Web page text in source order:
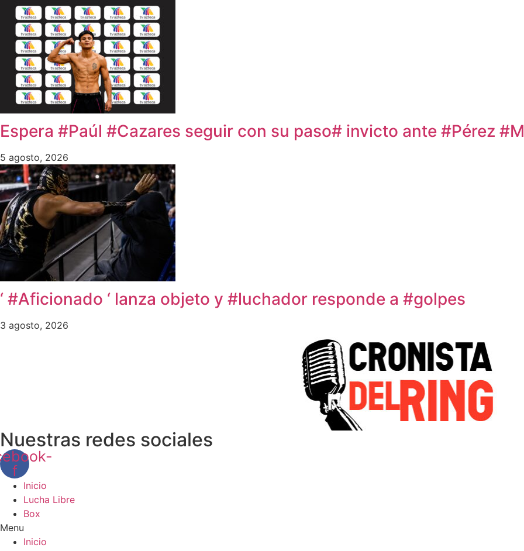
Espera #Paúl #Cazares seguir con su paso# invicto ante #Pérez
5 agosto, 2026
‘ #Aficionado ‘ lanza objeto y #luchador responde a #golpes
3 agosto, 2026
Nuestras redes sociales
f
Inicio
Lucha Libre
Box
Menu
Inicio